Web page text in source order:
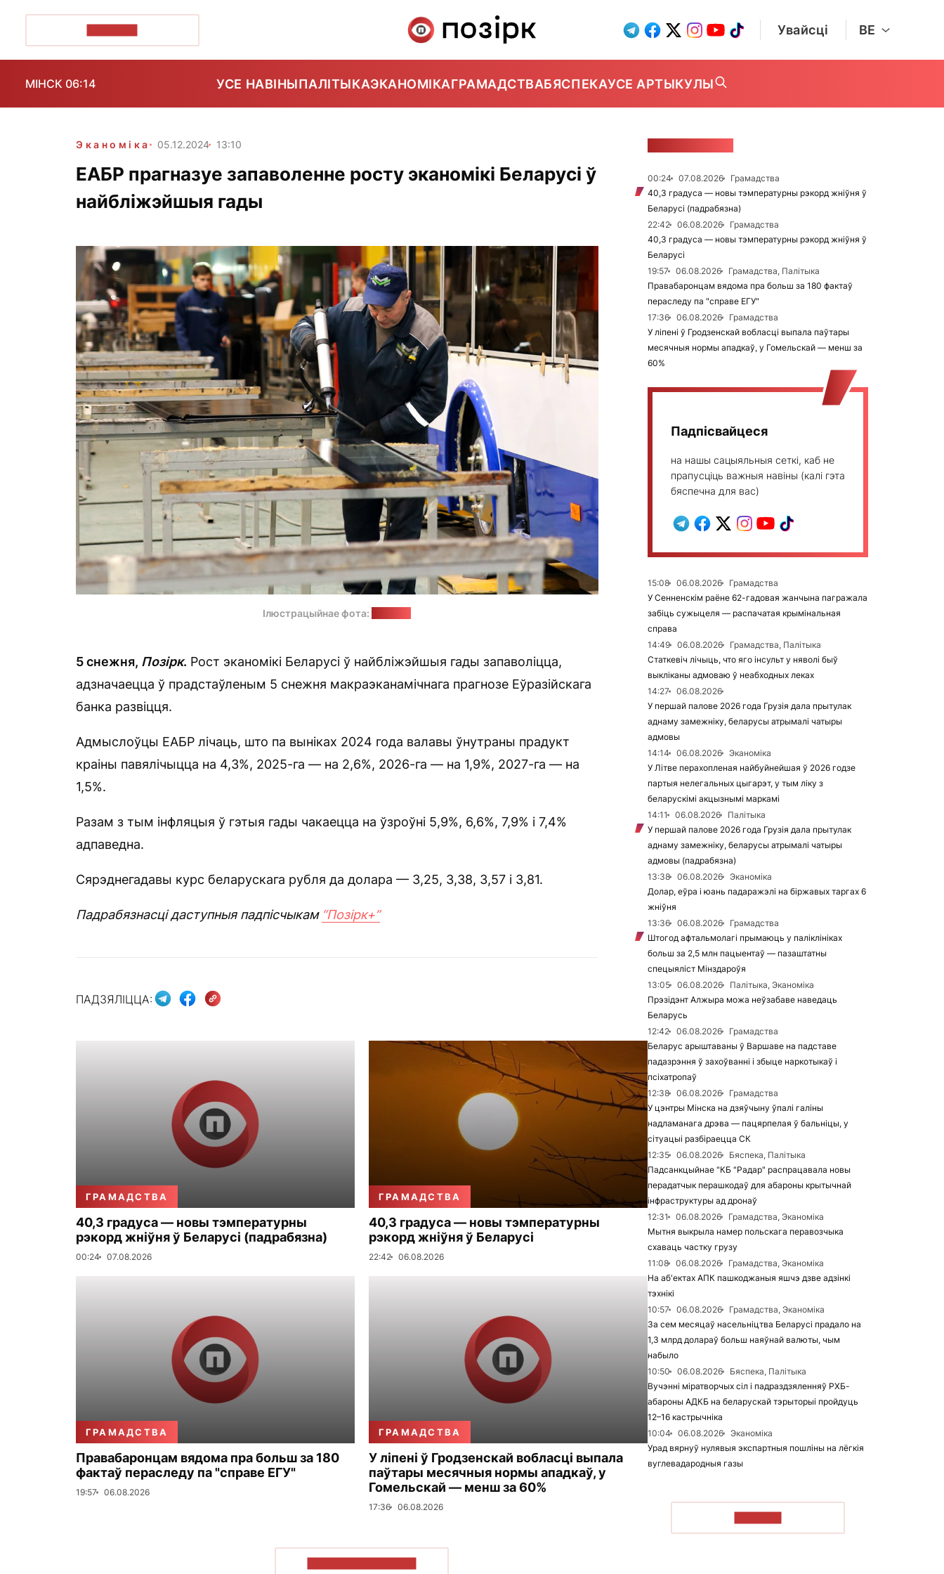
Увайсці BE
МІНСК 06:14 УСЕ НАВІНЫПАЛІТЫКАЭКАНОМІКАГРАМАДСТВАБЯСПЕКАУСЕ АРТЫКУЛЫ
Эканоміка 05.12.2024 13:10
ЕАБР прагназуе запаволенне росту эканомікі Беларусі ў
найбліжэйшыя гады
Ілюстрацыйнае фота:
5 снежня, Позірк. Рост эканомікі Беларусі ў найбліжэйшыя гады запаволіцца,
адзначаецца ў прадстаўленым 5 снежня макраэканамічнага прагнозе Еўразійскага
банка развіцця.
Адмыслоўцы ЕАБР лічаць, што па выніках 2024 года валавы ўнутраны прадукт
краіны павялічыцца на 4,3%, 2025-га — на 2,6%, 2026-га — на 1,9%, 2027-га — на
1,5%.
Разам з тым інфляцыя ў гэтыя гады чакаецца на ўзроўні 5,9%, 6,6%, 7,9% і 7,4%
адпаведна.
Сярэднегадавы курс беларускага рубля да долара — 3,25, 3,38, 3,57 і 3,81.
Падрабязнасці даступныя падпісчыкам “Позірк+”
ПАДЗЯЛІЦЦА:
ГРАМАДСТВА
40,3 градуса — новы тэмпературны
рэкорд жніўня ў Беларусі (падрабязна)
00:24 07.08.2026
ГРАМАДСТВА
40,3 градуса — новы тэмпературны
рэкорд жніўня ў Беларусі
22:42 06.08.2026
ГРАМАДСТВА
Правабаронцам вядома пра больш за 180
фактаў пераследу па "справе ЕГУ"
19:57 06.08.2026
ГРАМАДСТВА
У ліпені ў Гродзенскай вобласці выпала
паўтары месячныя нормы ападкаў, у
Гомельскай — менш за 60%
17:36 06.08.2026
00:24 07.08.2026
Грамадства
40,3 градуса — новы тэмпературны рэкорд жніўня ў
Беларусі (падрабязна)
22:42
06.08.2026
Грамадства
40,3 градуса — новы тэмпературны рэкорд жніўня ў
Беларусі
19:57
06.08.2026
Грамадства, Палітыка
Правабаронцам вядома пра больш за 180 фактаў
пераследу па "справе ЕГУ"
17:36
06.08.2026
Грамадства
У ліпені ў Гродзенскай вобласці выпала паўтары
месячныя нормы ападкаў, у Гомельскай — менш за
60%
Падпісвайцеся
на нашы сацыяльныя сеткі, каб не
прапусціць важныя навіны (калі гэта
бяспечна для вас)
15:08 06.08.2026
Грамадства
У Сенненскім раёне 62-гадовая жанчына пагражала
забіць сужыцеля — распачатая крымінальная
справа
14:49
06.08.2026
Грамадства, Палітыка
Статкевіч лічыць, что яго інсульт у няволі быў
выкліканы адмоваю ў неабходных леках
14:27
06.08.2026
У першай палове 2026 года Грузія дала прытулак
аднаму замежніку, беларусы атрымалі чатыры
адмовы
14:14
06.08.2026
Эканоміка
У Літве перахопленая найбуйнейшая ў 2026 годзе
партыя нелегальных цыгарэт, у тым ліку з
беларускімі акцызнымі маркамі
14:11
06.08.2026
Палітыка
У першай палове 2026 года Грузія дала прытулак
аднаму замежніку, беларусы атрымалі чатыры
адмовы (падрабязна)
13:38
06.08.2026
Эканоміка
Долар, еўра і юань падаражэлі на біржавых таргах 6
жніўня
13:36
06.08.2026
Грамадства
Штогод афтальмолагі прымаюць у паліклініках
больш за 2,5 млн пацыентаў — пазаштатны
спецыяліст Мінздароўя
13:05
06.08.2026
Палітыка, Эканоміка
Прэзідэнт Алжыра можа неўзабаве наведаць
Беларусь
12:42
06.08.2026
Грамадства
Беларус арыштаваны ў Варшаве на падставе
падазрэння ў захоўванні і збыце наркотыкаў і
псіхатропаў
12:38
06.08.2026
Грамадства
У цэнтры Мінска на дзяўчыну ўпалі галіны
надламанага дрэва — пацярпелая ў бальніцы, у
сітуацыі разбіраецца СК
12:35
06.08.2026
Бяспека, Палітыка
Падсанкцыйнае "КБ "Радар" распрацавала новы
перадатчык перашкодаў для абароны крытычнай
інфраструктуры ад дронаў
12:31
06.08.2026
Грамадства, Эканоміка
Мытня выкрыла намер польскага перавозчыка
схаваць частку грузу
11:08
06.08.2026
Грамадства, Эканоміка
На аб'ектах АПК пашкоджаныя яшчэ дзве адзінкі
тэхнікі
10:57
06.08.2026
Грамадства, Эканоміка
За сем месяцаў насельніцтва Беларусі прадало на
1,3 млрд долараў больш наяўнай валюты, чым
набыло
10:50
06.08.2026
Бяспека, Палітыка
Вучэнні міратворчых сіл і падраздзяленняў РХБ-
абароны АДКБ на беларускай тэрыторыі пройдуць
12–16 кастрычніка
10:04
06.08.2026
Эканоміка
Урад вярнуў нулявыя экспартныя пошліны на лёгкія
вуглевадародныя газы